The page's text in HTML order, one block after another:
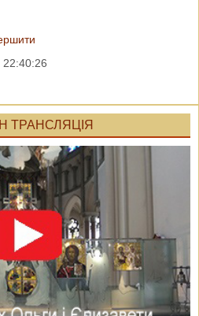
22:40:26
ТРАНСЛЯЦІЯ